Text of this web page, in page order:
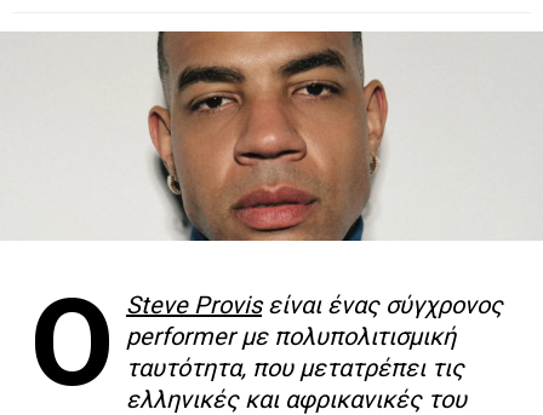
Ο Steve Provisείναι ένας σύγχρονος
performer με πολυπολιτισμική
ταυτότητα, που μετατρέπει τις
ελληνικές και αφρικανικές του